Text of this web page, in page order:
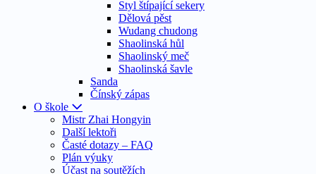
Styl štípající sekery
Dělová pěst
Wudang chudong
Shaolinská hůl
Shaolinský meč
Shaolinská šavle
Sanda
Čínský zápas
O škole
Mistr Zhai Hongyin
Další lektoři
Časté dotazy – FAQ
Plán výuky
Účast na soutěžích